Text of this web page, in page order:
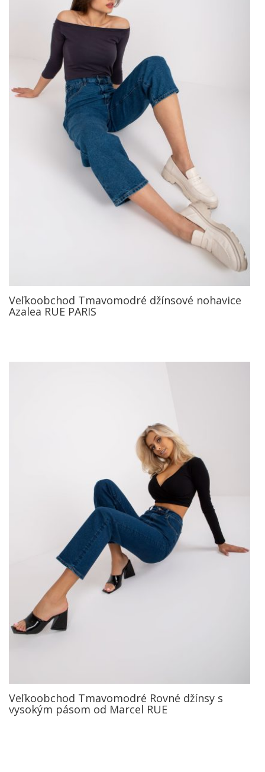
Veľkoobchod Tmavomodré džínsové nohavice
Azalea RUE PARIS
Veľkoobchod Tmavomodré Rovné džínsy s
vysokým pásom od Marcel RUE